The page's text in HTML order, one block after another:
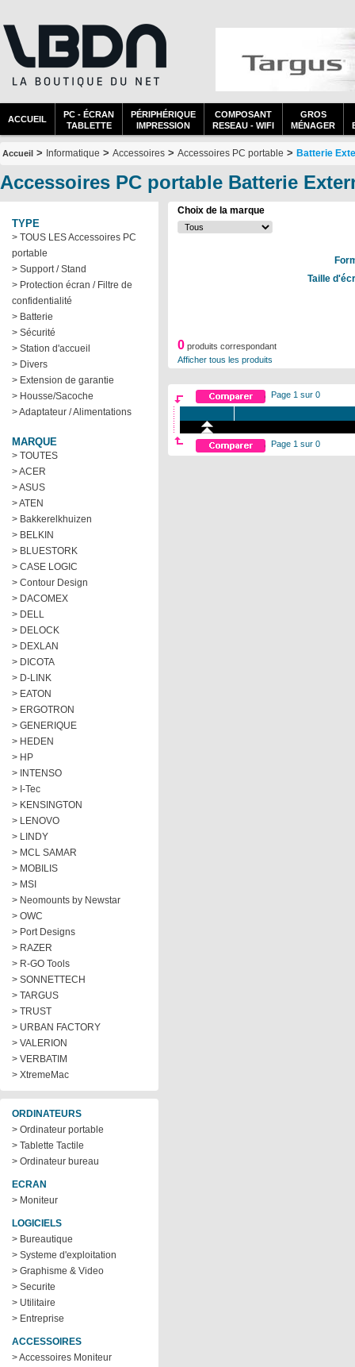
ACCUEIL
PC - ÉCRAN
TABLETTE
PÉRIPHÉRIQUE
IMPRESSION
COMPOSANT
RESEAU - WIFI
GROS
MÉNAGER
Accueil > Informatique > Accessoires > Accessoires PC portable > Batterie
Accessoires PC portable Batterie
TYPE
> TOUS LES Accessoires PC
portable
> Support / Stand
> Protection écran / Filtre de
confidentialité
> Batterie
> Sécurité
> Station d'accueil
> Divers
> Extension de garantie
> Housse/Sacoche
> Adaptateur / Alimentations
MARQUE
> TOUTES
> ACER
> ASUS
> ATEN
> Bakkerelkhuizen
> BELKIN
> BLUESTORK
> CASE LOGIC
> Contour Design
> DACOMEX
> DELL
> DELOCK
> DEXLAN
> DICOTA
> D-LINK
> EATON
> ERGOTRON
> GENERIQUE
> HEDEN
> HP
> INTENSO
> I-Tec
> KENSINGTON
> LENOVO
> LINDY
> MCL SAMAR
> MOBILIS
> MSI
> Neomounts by Newstar
> OWC
> Port Designs
> RAZER
> R-GO Tools
> SONNETTECH
> TARGUS
> TRUST
> URBAN FACTORY
> VALERION
> VERBATIM
> XtremeMac
ORDINATEURS
> Ordinateur portable
> Tablette Tactile
> Ordinateur bureau
ECRAN
> Moniteur
LOGICIELS
> Bureautique
> Systeme d'exploitation
> Graphisme & Video
> Securite
> Utilitaire
> Entreprise
ACCESSOIRES
> Accessoires Moniteur
Choix de la marque
Taille
0 produits correspondant
Afficher tous les produits
Page 1 sur 0
Page 1 sur 0